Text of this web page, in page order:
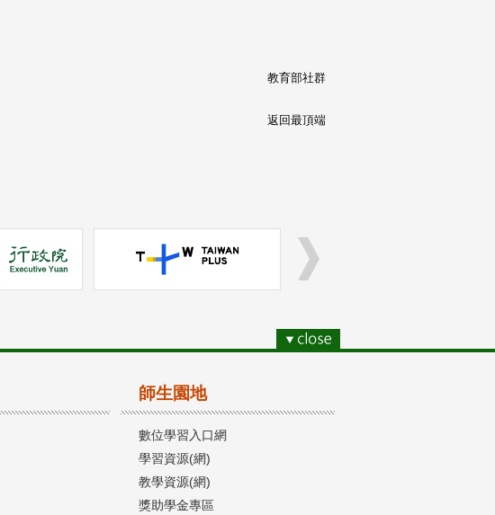
教育部社群
返回最頂端
師生園地
數位學習入口網
學習資源(網)
教學資源(網)
獎助學金專區